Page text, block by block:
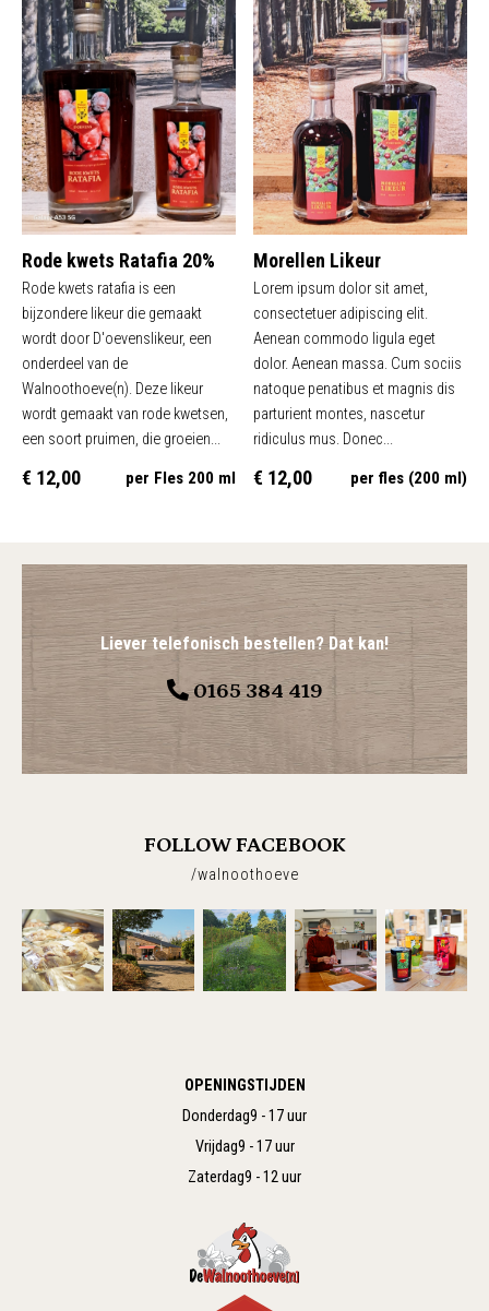
Rode kwets Ratafia 20%
Rode kwets ratafia is een
bijzondere likeur die gemaakt
wordt door D'oevenslikeur, een
onderdeel van de
Walnoothoeve(n). Deze likeur
wordt gemaakt van rode kwetsen,
een soort pruimen, die groeien...
€ 12,00 per Fles 200 ml
Morellen Likeur
Lorem ipsum dolor sit amet,
consectetuer adipiscing elit.
Aenean commodo ligula eget
dolor. Aenean massa. Cum sociis
natoque penatibus et magnis dis
parturient montes, nascetur
ridiculus mus. Donec...
€ 12,00 per fles (200 ml)
Liever telefonisch bestellen? Dat kan!
0165 384 419
FOLLOW FACEBOOK
/walnoothoeve
OPENINGSTIJDEN
Donderdag9 - 17 uur
Vrijdag9 - 17 uur
Zaterdag9 - 12 uur